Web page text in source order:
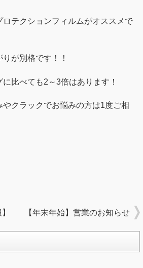
ロテクションフィルムがオススメで
が別格です！！
比べても2～3倍はあります！
クラックでお悩みの方は1度ご相
【年末年始】営業のお知らせ